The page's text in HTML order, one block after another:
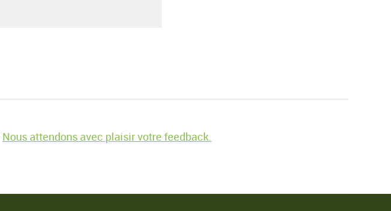
Nous attendons avec plaisir votre feedback.